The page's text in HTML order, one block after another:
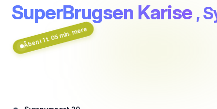
SuperBrugsen Karise ,
Åben i 1 t. 05 min. mere